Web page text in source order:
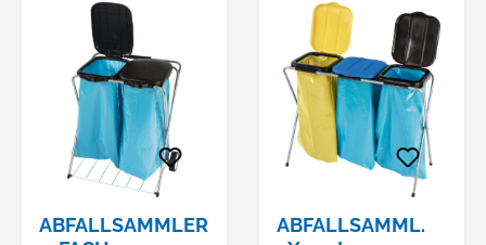
(einfache Montage) •
Material: Stahl •
Oberfläche: verzinkt •
Füllvolumen: 1 x 120 l
• Geeignet für
Müllbeutel mit
Tragegriff
ABFALLSAMMLER
ABFALLSAMML.